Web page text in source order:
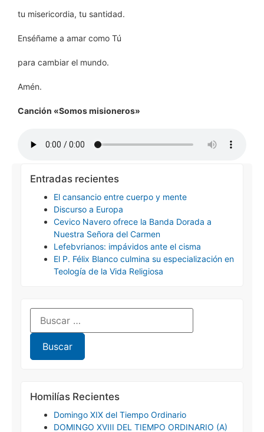
tu misericordia, tu santidad.
Enséñame a amar como Tú
para cambiar el mundo.
Amén.
Canción «Somos misioneros»
Entradas recientes
El cansancio entre cuerpo y mente
Discurso a Europa
Cevico Navero ofrece la Banda Dorada a
Nuestra Señora del Carmen
Lefebvrianos: impávidos ante el cisma
El P. Félix Blanco culmina su especialización en
Teología de la Vida Religiosa
Homilías Recientes
Domingo XIX del Tiempo Ordinario
DOMINGO XVIII DEL TIEMPO ORDINARIO (A)